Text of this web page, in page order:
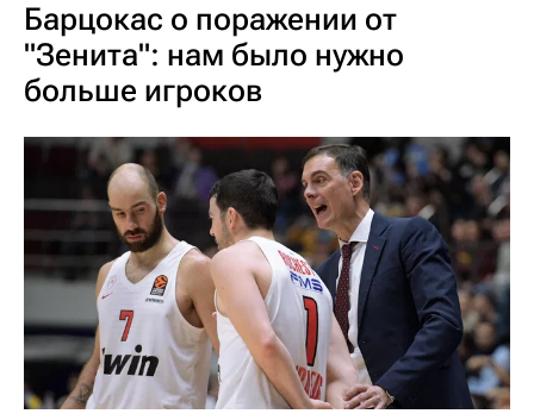
Барцокас о поражении от
"Зенита": нам было нужно
больше игроков